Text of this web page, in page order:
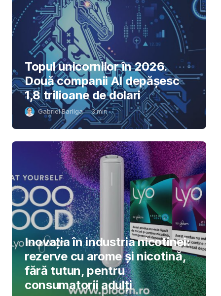
Topul unicornilor în 2026.
Două companii AI depășesc
1,8 trilioane de dolari
Gabriel Barliga 3min
Inovația în industria nicotinei:
rezerve cu arome și nicotină,
fără tutun, pentru
consumatorii adulți